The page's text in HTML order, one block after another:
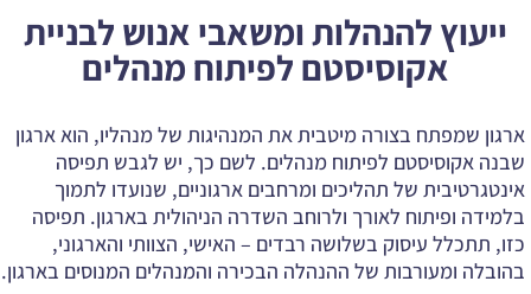
ייעוץ להנהלות ומשאבי אנוש לבניית
אקוסיסטם לפיתוח מנהלים
ארגון שמפתח בצורה מיטבית את המנהיגות של מנהליו, הוא ארגון
שבנה אקוסיסטם לפיתוח מנהלים. לשם כך, יש לגבש תפיסה
אינטגרטיבית של תהליכים ומרחבים ארגוניים, שנועדו לתמוך
בלמידה ופיתוח לאורך ולרוחב השדרה הניהולית בארגון. תפיסה
כזו, תתכלל עיסוק בשלושה רבדים – האישי, הצוותי והארגוני,
בהובלה ומעורבות של ההנהלה הבכירה והמנהלים המנוסים בארגון.